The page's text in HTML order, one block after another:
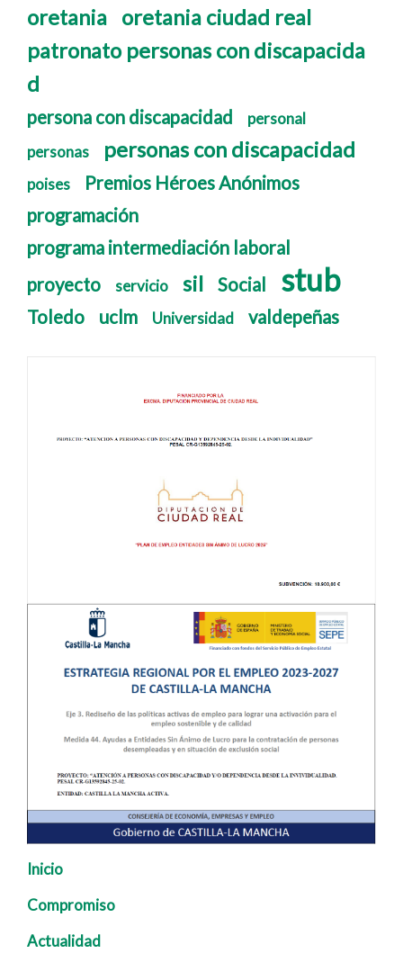
oretania
oretania ciudad real
patronato personas con discapacida
d
persona con discapacidad
personal
personas
personas con discapacidad
poises
Premios Héroes Anónimos
programación
programa intermediación laboral
proyecto
servicio sil Social stub
Toledo uclm Universidad valdepeñas
Navegación
principal
Inicio
Compromiso
Actualidad